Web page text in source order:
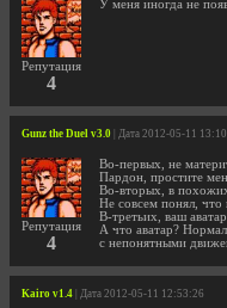
Репутация
4
У меня иногда не
Gunz the Duel v3.0 | Дата 2012-05-11
Репутация
4
Во-первых, не
Пардон, простите
Во-вторых, в похожих
Не совсем понял, что
В-третьих, ваш
А что аватар?
с непонятными
Kairo v1.4 | Дата 2012-05-11 12:53:26